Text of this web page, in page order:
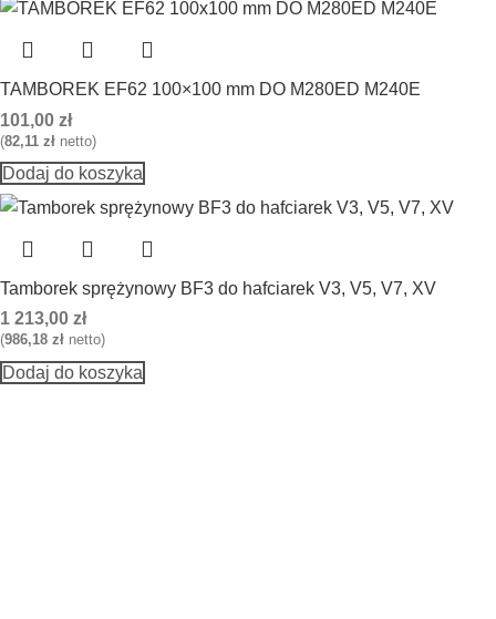
TAMBOREK EF62 100×100 mm DO M280ED M240E
101,00 zł
(82,11 zł netto)
Dodaj do koszyka
Tamborek sprężynowy BF3 do hafciarek V3, V5, V7, XV
1 213,00 zł
(986,18 zł netto)
Dodaj do koszyka